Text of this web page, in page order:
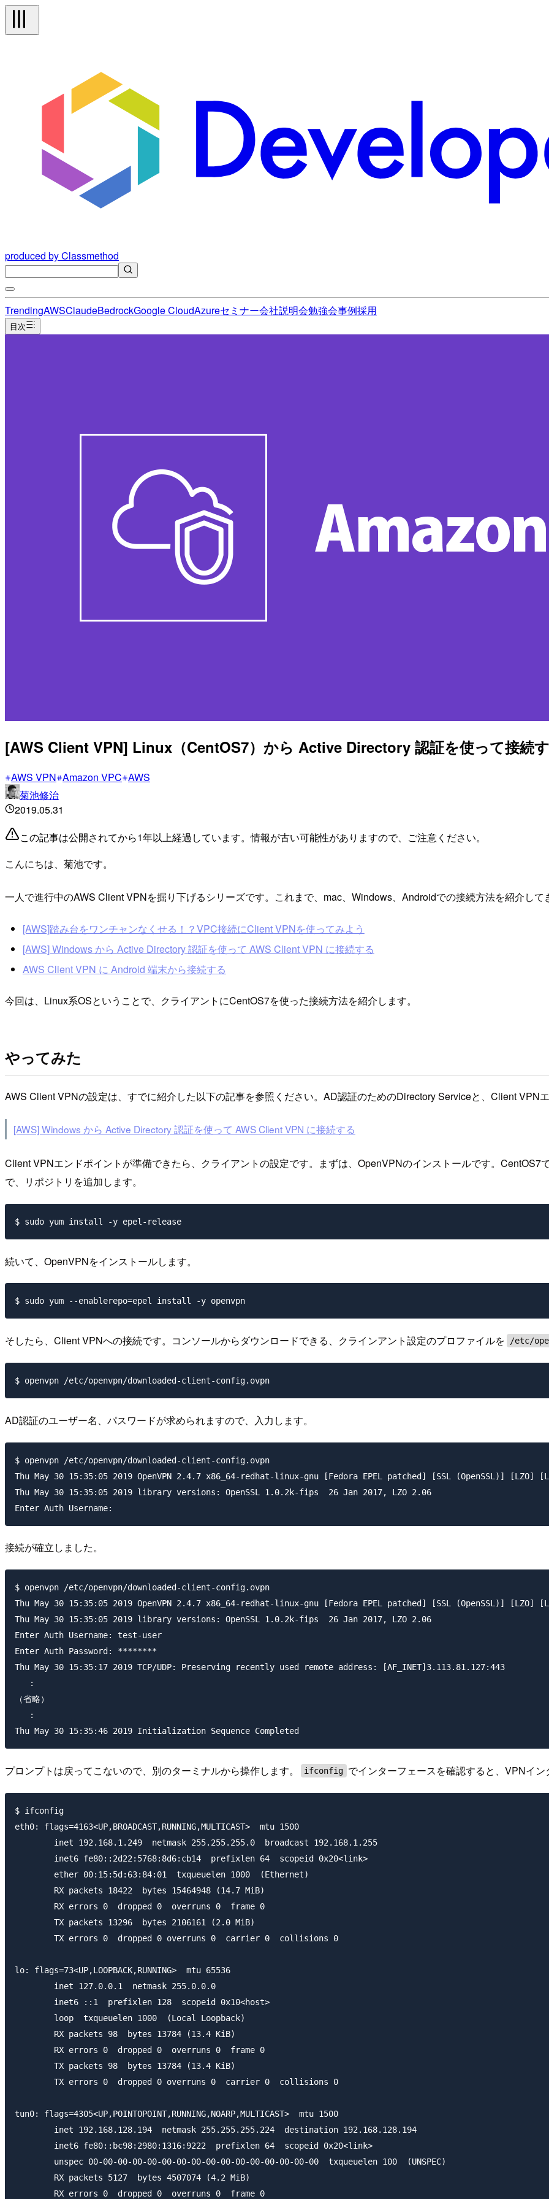
produced by Classmethod
TrendingAWSClaudeBedrockGoogle CloudAzureセミナー会社説明会勉強会事例採用
目次
[AWS Client VPN] Linux（CentOS7）から Active Directory 認証を使って接続
AWS VPN Amazon VPC AWS
菊池修治
2019.05.31
この記事は公開されてから1年以上経過しています。情報が古い可能性がありますので、ご注意ください。
こんにちは、菊池です。
一人で進行中のAWS Client VPNを掘り下げるシリーズです。これまで、mac、Windows、Androidでの接続方法を紹介して
[AWS]踏み台をワンチャンなくせる！？VPC接続にClient VPNを使ってみよう
[AWS] Windows から Active Directory 認証を使って AWS Client VPN に接続する
AWS Client VPN に Android 端末から接続する
今回は、Linux系OSということで、クライアントにCentOS7を使った接続方法を紹介します。
やってみた
AWS Client VPNの設定は、すでに紹介した以下の記事を参照ください。AD認証のためのDirectory Serviceと、Client VPN
[AWS] Windows から Active Directory 認証を使って AWS Client VPN に接続する
Client VPNエンドポイントが準備できたら、クライアントの設定です。まずは、OpenVPNのインストールです。
で、リポジトリを追加します。
続いて、OpenVPNをインストールします。
そしたら、Client VPNへの接続です。コンソールからダウンロードできる、クラインアント設定のプロファイルを /etc/
AD認証のユーザー名、パスワードが求められますので、入力します。
$ openvpn /etc/openvpn/downloaded-client-config.ovpn
Thu May 30 15:35:05 2019 OpenVPN 2.4.7 x86_64-redhat-linux-gnu [Fedora EPEL patched] [SSL (OpenSSL)] [LZO]
Thu May 30 15:35:05 2019 library versions: OpenSSL 1.0.2k-fips  26 Jan 2017, LZO 2.06
接続が確立しました。
$ openvpn /etc/openvpn/downloaded-client-config.ovpn
Thu May 30 15:35:05 2019 OpenVPN 2.4.7 x86_64-redhat-linux-gnu [Fedora EPEL patched] [SSL (OpenSSL)] [LZO]
Thu May 30 15:35:05 2019 library versions: OpenSSL 1.0.2k-fips  26 Jan 2017, LZO 2.06
Enter Auth Username: test-user
Enter Auth Password: ********
Thu May 30 15:35:17 2019 TCP/UDP: Preserving recently used remote address: [AF_INET]3.113.81.127:443
   :
（省略）
   :
プロンプトは戻ってこないので、別のターミナルから操作します。 ifconfig でインターフェースを確認すると、VPNイ
$ ifconfig
eth0: flags=4163<UP,BROADCAST,RUNNING,MULTICAST>  mtu 1500
        inet 192.168.1.249  netmask 255.255.255.0  broadcast 192.168.1.255
        inet6 fe80::2d22:5768:8d6:cb14  prefixlen 64  scopeid 0x20<link>
        ether 00:15:5d:63:84:01  txqueuelen 1000  (Ethernet)
        RX packets 18422  bytes 15464948 (14.7 MiB)
        RX errors 0  dropped 0  overruns 0  frame 0
        TX packets 13296  bytes 2106161 (2.0 MiB)
        TX errors 0  dropped 0 overruns 0  carrier 0  collisions 0
lo: flags=73<UP,LOOPBACK,RUNNING>  mtu 65536
        inet 127.0.0.1  netmask 255.0.0.0
        inet6 ::1  prefixlen 128  scopeid 0x10<host>
        loop  txqueuelen 1000  (Local Loopback)
        RX packets 98  bytes 13784 (13.4 KiB)
        RX errors 0  dropped 0  overruns 0  frame 0
        TX packets 98  bytes 13784 (13.4 KiB)
        TX errors 0  dropped 0 overruns 0  carrier 0  collisions 0
tun0: flags=4305<UP,POINTOPOINT,RUNNING,NOARP,MULTICAST>  mtu 1500
        inet 192.168.128.194  netmask 255.255.255.224  destination 192.168.128.194
        inet6 fe80::bc98:2980:1316:9222  prefixlen 64  scopeid 0x20<link>
        unspec 00-00-00-00-00-00-00-00-00-00-00-00-00-00-00-00  txqueuelen 100  (UNSPEC)
        RX packets 5127  bytes 4507074 (4.2 MiB)
        RX errors 0  dropped 0  overruns 0  frame 0